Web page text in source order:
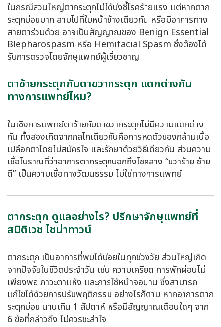
ในกรณีส่วนใหญ่ตากระตุกไม่ได้บ่งชี้โรคร้ายแรง แต่หากตาก
ระตุกบ่อยมาก ลามไปที่ใบหน้าข้างเดียวกัน หรือมีอาการทาง
สายตาร่วมด้วย อาจเป็นสัญญาณของ Benign Essential
Blepharospasm หรือ Hemifacial Spasm ซึ่งต้องได้
รับการตรวจโดยจักษุแพทย์ผู้เชี่ยวชาญ
ตาซ้ายกระตุกกับตาขวากระตุก แตกต่างกัน
ทางการแพทย์ไหม?
ในเชิงการแพทย์ตาซ้ายกับตาขวากระตุกไม่มีความแตกต่าง
กัน ทั้งสองเกิดจากกลไกเดียวกันคือการหดตัวของกล้ามเนื้อ
เปลือกตาโดยไม่สมัครใจ และรักษาด้วยวิธีเดียวกัน ส่วนความ
เชื่อโบราณที่ว่าอาการตากระตุกบอกถึงโชคลาง “ขวาร้าย ซ้าย
ดี” เป็นความเชื่อทางวัฒนธรรม ไม่ใช่ทางการแพทย์
ตากระตุก ดูแลอย่างไร? ปรึกษาจักษุแพทย์ที่
สมิติเวช ไชน่าทาวน์
ตากระตุก เป็นอาการที่พบได้บ่อยในทุกช่วงวัย ส่วนใหญ่เกิด
จากปัจจัยในชีวิตประจำวัน เช่น ความเครียด การพักผ่อนไม่
เพียงพอ ภาวะตาแห้ง และการใช้หน้าจอนาน ซึ่งสามารถ
แก้ไขได้ด้วยการปรับพฤติกรรม อย่างไรก็ตาม หากอาการตาก
ระตุกบ่อย นานเกิน 1 สัปดาห์ หรือมีสัญญาณเตือนใดๆ จาก
6 ข้อที่กล่าวถึง ไม่ควรชะล่าใจ